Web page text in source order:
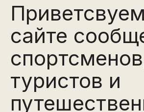
сайте
туристов и